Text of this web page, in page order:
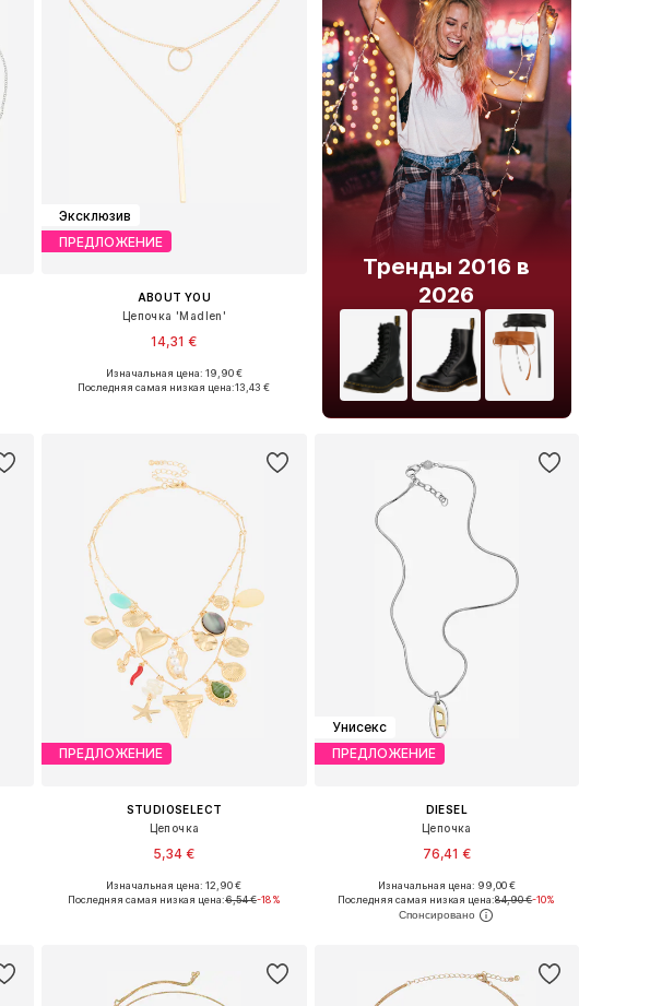
Эксклюзив
ПРЕДЛОЖЕНИЕ
ABOUT YOU
Цепочка 'Madlen'
14,31 €
Доступные размеры: One Size
Изначальная цена: 19,90 €
Последняя самая низкая цена:13,43 €
Тренды 2016 в
2026
ПРЕДЛОЖЕНИЕ
STUDIOSELECT
Цепочка
5,34 €
Доступные размеры: One Size
Изначальная цена: 12,90 €
Последняя самая низкая цена:6,54 €-18%
Унисекс
ПРЕДЛОЖЕНИЕ
DIESEL
Цепочка
76,41 €
Доступные размеры: One Size
Добавить в корзину
Изначальная цена: 99,00 €
Последняя самая низкая цена:84,90 €-10%